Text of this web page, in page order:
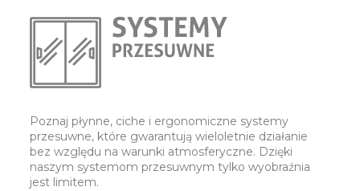
Poznaj płynne, ciche i ergonomiczne systemy
przesuwne, które gwarantują wieloletnie działanie
bez względu na warunki atmosferyczne. Dzięki
naszym systemom przesuwnym tylko wyobraźnia
jest limitem.